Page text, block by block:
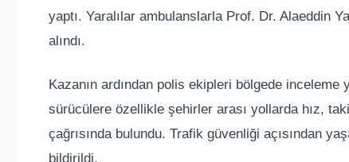
yaptı. Yaralılar ambulanslarla Prof. Dr. Alaeddin
alındı.
Kazanın ardından polis ekipleri bölgede
sürücülere özellikle şehirler arası yollarda hız,
çağrısında bulundu. Trafik güvenliği açısından
bildirildi.